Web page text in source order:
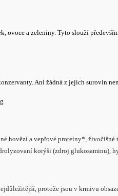
ovoce a zeleniny. Tyto slouží
Ani žádná z jejích surovin
hovězí a vepřové proteiny*,
korýši (zdroj glukosaminu),
protože jsou v krmivu